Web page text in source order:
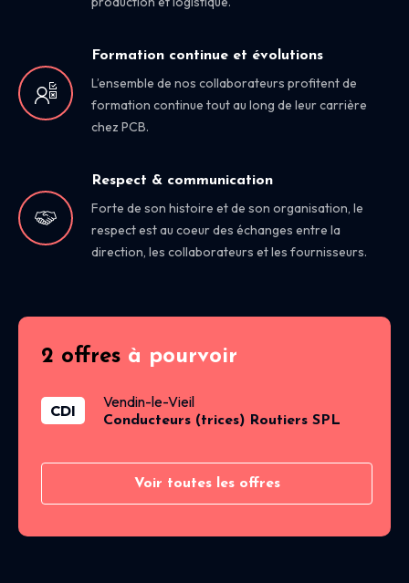
Formation continue et évolutions
L’ensemble de nos collaborateurs profitent de
formation continue tout au long de leur carrière
chez PCB.
Respect & communication
Forte de son histoire et de son organisation, le
respect est au coeur des échanges entre la
direction, les collaborateurs et les fournisseurs.
2 offres à pourvoir
CDI Vendin-le-Vieil
Conducteurs (trices) Routiers SPL
Voir toutes les offres